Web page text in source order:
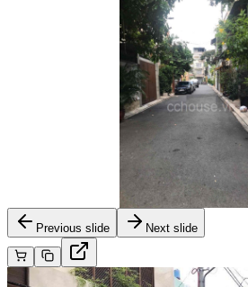
Previous slide Next slide